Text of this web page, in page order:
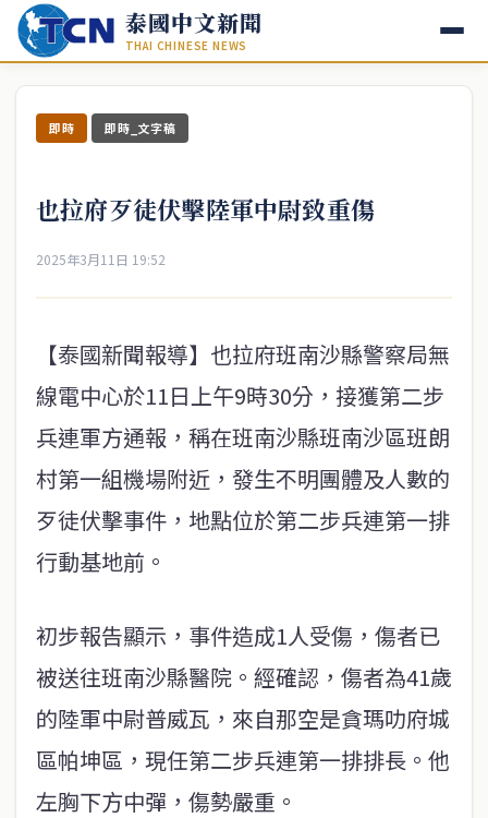
泰國中文新聞
THAI CHINESE NEWS
即時 即時_文字稿
也拉府歹徒伏擊陸軍中尉致重傷
2025年3月11日 19:52
【泰國新聞報導】也拉府班南沙縣警察局無
線電中心於11日上午9時30分，接獲第二步
兵連軍方通報，稱在班南沙縣班南沙區班朗
村第一組機場附近，發生不明團體及人數的
歹徒伏擊事件，地點位於第二步兵連第一排
行動基地前。
初步報告顯示，事件造成1人受傷，傷者已
被送往班南沙縣醫院。經確認，傷者為41歲
的陸軍中尉普威瓦，來自那空是貪瑪叻府城
區帕坤區，現任第二步兵連第一排排長。他
左胸下方中彈，傷勢嚴重。